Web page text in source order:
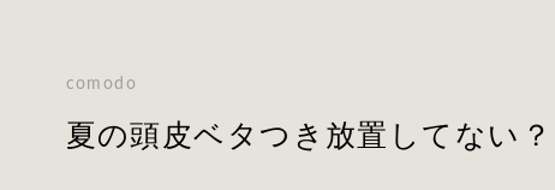
comodo
夏の頭皮ベタつき放置してない？